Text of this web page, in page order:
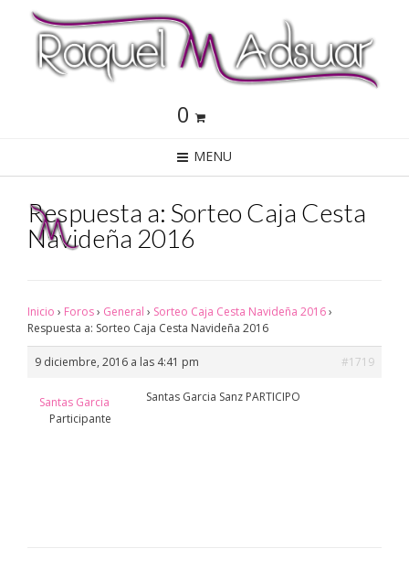
0
MENU
Respuesta a: Sorteo Caja Cesta
Navideña 2016
Inicio › Foros› General › Sorteo Caja Cesta Navideña 2016›
Respuesta a: Sorteo Caja Cesta Navideña 2016
9 diciembre, 2016 a las 4:41 pm #1719
Santas Garcia
Participante
Santas Garcia Sanz PARTICIPO